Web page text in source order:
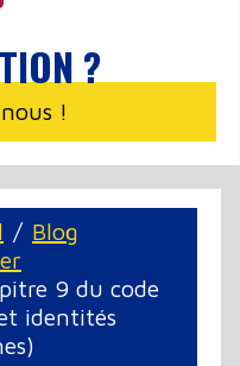
?
!
Blog
9 du code
identités